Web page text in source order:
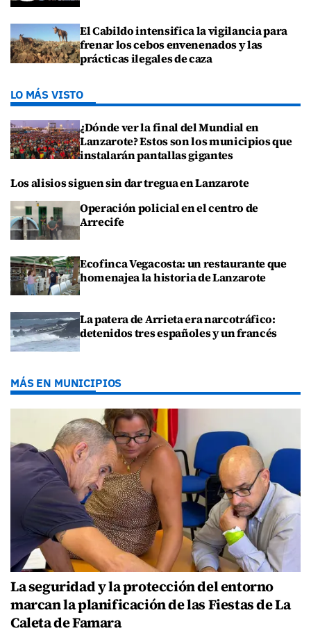
El Cabildo intensifica la vigilancia para
frenar los cebos envenenados y las
prácticas ilegales de caza
LO MÁS VISTO
¿Dónde ver la final del Mundial en
Lanzarote? Estos son los municipios que
instalarán pantallas gigantes
Los alisios siguen sin dar tregua en Lanzarote
Operación policial en el centro de
Arrecife
Ecofinca Vegacosta: un restaurante que
homenajea la historia de Lanzarote
La patera de Arrieta era narcotráfico:
detenidos tres españoles y un francés
MÁS EN MUNICIPIOS
La seguridad y la protección del entorno
marcan la planificación de las Fiestas de La
Caleta de Famara